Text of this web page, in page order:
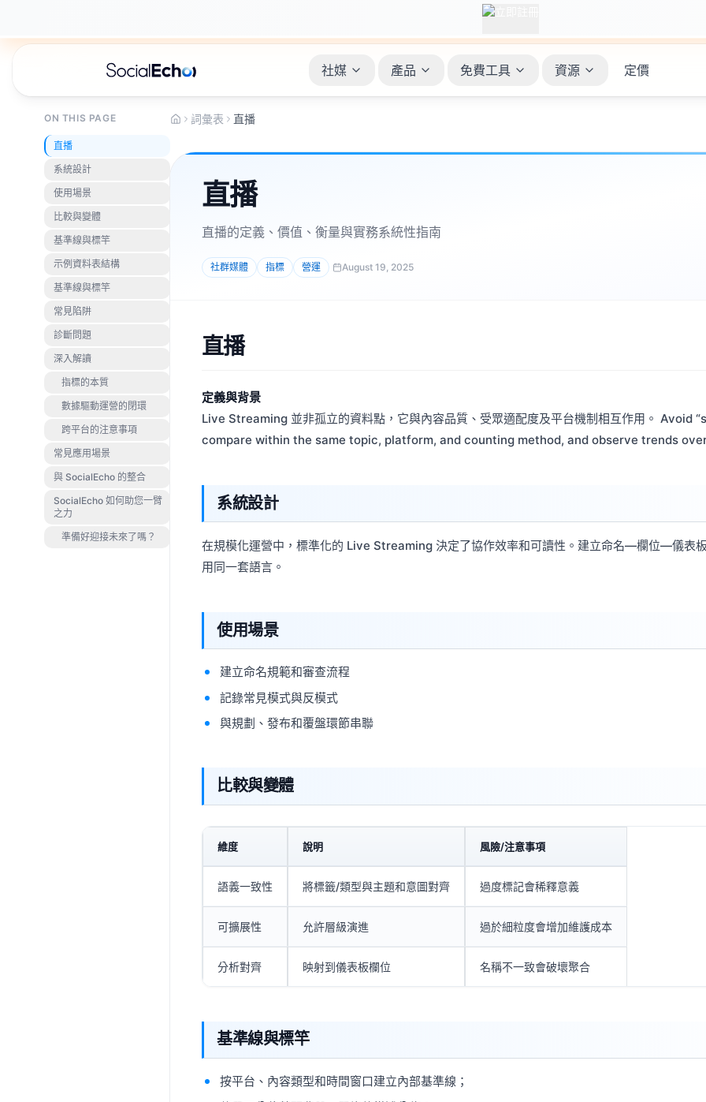
社媒 產品 免費工具 資源 定價
ON THIS PAGE
直播
系統設計
使用場景
比較與變體
基準線與標竿
示例資料表結構
基準線與標竿
常見陷阱
診斷問題
深入解讀
指標的本質
數據驅動運營的閉環
跨平台的注意事項
常見應用場景
與 SocialEcho 的整合
SocialEcho 如何助您一臂
之力
準備好迎接未來了嗎？
詞彙表 直播
直播
直播的定義、價值、衡量與實務系統性指南
社群媒體 指標 營運 August 19, 2025
直播
定義與背景
Live Streaming 並非孤立的資料點，它與內容品質、受眾適配度及平台機制相互作用。 Avoid
compare within the same topic, platform, and counting method, and observe trends
系統設計
在規模化運營中，標準化的 Live Streaming 決定了協作效率和可讀性。建立命名—欄位—儀表
用同一套語言。
使用場景
建立命名規範和審查流程
記錄常見模式與反模式
與規劃、發布和覆盤環節串聯
比較與變體
維度 說明 風險/注意事項
語義一致性 將標籤/類型與主題和意圖對齊 過度標記會稀釋意義
可擴展性 允許層級演進 過於細粒度會增加維護成本
分析對齊 映射到儀表板欄位 名稱不一致會破壞聚合
基準線與標竿
按平台、內容類型和時間窗口建立內部基準線；